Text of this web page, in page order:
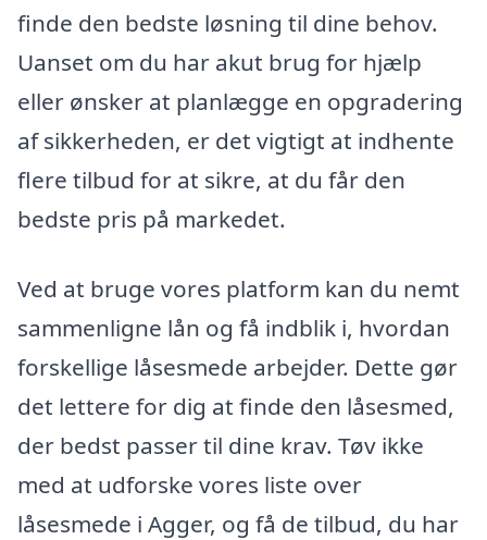
finde den bedste løsning til dine behov.
Uanset om du har akut brug for hjælp
eller ønsker at planlægge en opgradering
af sikkerheden, er det vigtigt at indhente
flere tilbud for at sikre, at du får den
bedste pris på markedet.
Ved at bruge vores platform kan du nemt
sammenligne lån og få indblik i, hvordan
forskellige låsesmede arbejder. Dette gør
det lettere for dig at finde den låsesmed,
der bedst passer til dine krav. Tøv ikke
med at udforske vores liste over
låsesmede i Agger, og få de tilbud, du har